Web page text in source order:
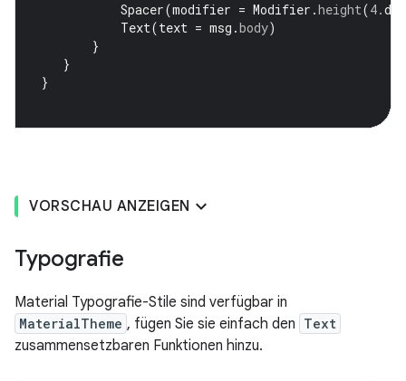
Spacer(modifier = Modifier .height(4.dp
Text(text = msg .body)
}
}
}
VORSCHAU ANZEIGEN
Typografie
Material Typografie-Stile sind verfügbar in
MaterialTheme , fügen Sie sie einfach den Text
zusammensetzbaren Funktionen hinzu.